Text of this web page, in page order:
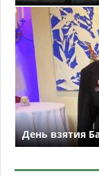
День взятия